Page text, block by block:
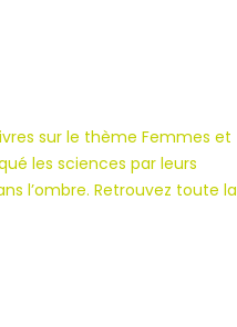
sur le thème Femmes et
les sciences par leurs
l’ombre. Retrouvez toute la